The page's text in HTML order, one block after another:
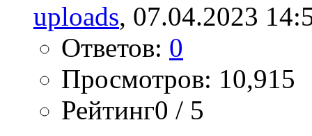
uploads, 07.04.2023
Ответов: 0
Просмотров: 10,915
Рейтинг0 / 5